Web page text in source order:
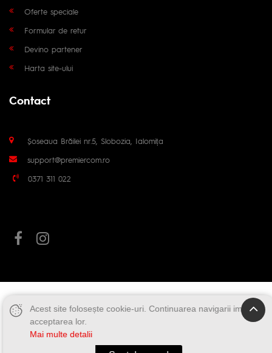
Oferte speciale
Formular de retur
Devino partener
Harta site-ului
Contact
Șoseaua Brăilei nr.5, Slobozia, Ialomița
support@premiercom.ro
0371 311 022
Acest site folosește cookie-uri. Continuarea navigarii implica
acceptarea lor.
Mai multe detalii